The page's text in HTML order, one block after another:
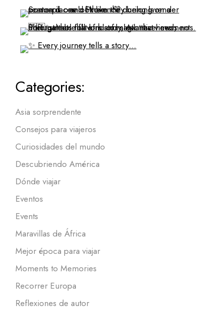
Categories:
Asia sorprendente
Consejos para viajeros
Curiosidades del mundo
Descubriendo América
Dónde viajar
Eventos
Events
Maravillas de África
Mejor época para viajar
Moments to Memories
Recorrer Europa
Reflexiones de autor